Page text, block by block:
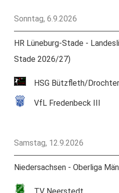
Sonntag, 6.9.2026
HR Lüneburg-Stade -
Stade 2026/27)
HSG Bützfleth/
VfL Fredenbeck III
Samstag, 12.9.2026
Niedersachsen - Oberliga
TV Neerstedt